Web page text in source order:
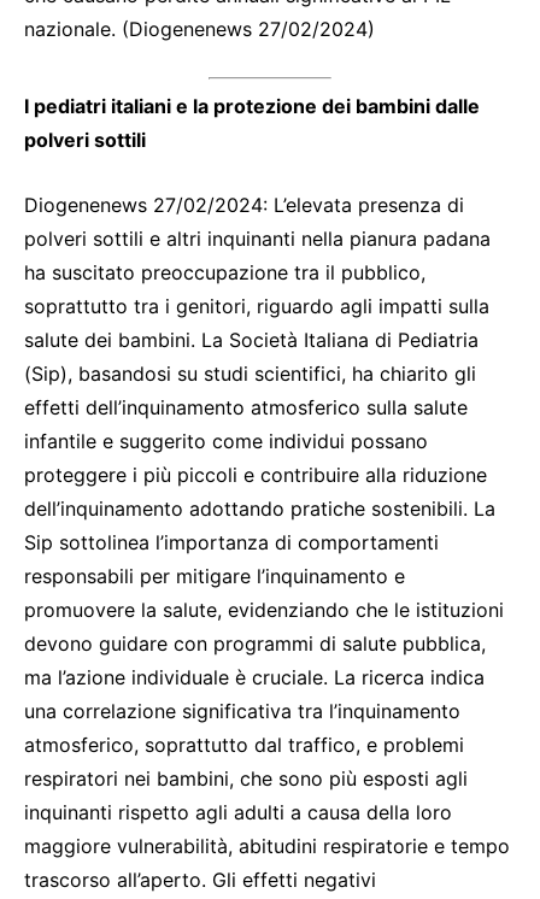
nazionale. (Diogenenews 27/02/2024)
I pediatri italiani e la protezione dei bambini dalle
polveri sottili
Diogenenews 27/02/2024: L’elevata presenza di
polveri sottili e altri inquinanti nella pianura padana
ha suscitato preoccupazione tra il pubblico,
soprattutto tra i genitori, riguardo agli impatti sulla
salute dei bambini. La Società Italiana di Pediatria
(Sip), basandosi su studi scientifici, ha chiarito gli
effetti dell’inquinamento atmosferico sulla salute
infantile e suggerito come individui possano
proteggere i più piccoli e contribuire alla riduzione
dell’inquinamento adottando pratiche sostenibili. La
Sip sottolinea l’importanza di comportamenti
responsabili per mitigare l’inquinamento e
promuovere la salute, evidenziando che le istituzioni
devono guidare con programmi di salute pubblica,
ma l’azione individuale è cruciale. La ricerca indica
una correlazione significativa tra l’inquinamento
atmosferico, soprattutto dal traffico, e problemi
respiratori nei bambini, che sono più esposti agli
inquinanti rispetto agli adulti a causa della loro
maggiore vulnerabilità, abitudini respiratorie e tempo
trascorso all’aperto. Gli effetti negativi